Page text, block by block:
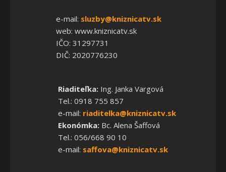
e-mail: sluzby@kniznicatv.sk
web: www.kniznicatv.sk
IČO: 31297731
DIČ: 2020776230
Riaditeľka:Ing. Janka Vargová
Tel.: 0918 755 857
e-mail: riaditelka@kniznicatv.sk
Ekonómka:Bc. Alena Šaffová
Tel.: 056/668 90 10
e-mail: saffova@kniznicatv.sk